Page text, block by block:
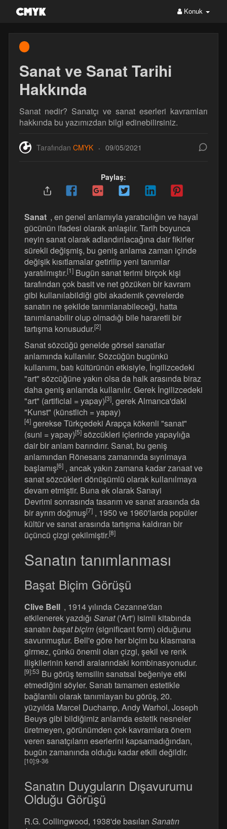
Konuk
Sanat ve Sanat Tarihi
Hakkında
Sanat nedir? Sanatçı ve sanat eserleri kavramları
hakkında bu yazımızdan bilgi edinebilirsiniz.
Tarafından CMYK · 09/05/2021
Paylaş:
Sanat , en genel anlamıyla yaratıcılığın ve hayal
gücünün ifadesi olarak anlaşılır. Tarih boyunca
neyin sanat olarak adlandırılacağına dair fikirler
sürekli değişmiş, bu geniş anlama zaman içinde
değişik kısıtlamalar getirilip yeni tanımlar
yaratılmıştır.[1]Bugün sanat terimi birçok kişi
tarafından çok basit ve net gözüken bir kavram
gibi kullanılabildiği gibi akademik çevrelerde
sanatın ne şekilde tanımlanabileceği, hatta
tanımlanabilir olup olmadığı bile hararetli bir
tartışma konusudur.[2]
Sanat sözcüğü genelde görsel sanatlar
anlamında kullanılır. Sözcüğün bugünkü
kullanımı, batı kültürünün etkisiyle, İngilizcedeki
"art" sözcüğüne yakın olsa da halk arasında biraz
daha geniş anlamda kullanılır. Gerek İngilizcedeki
"art" (artificial = yapay)[3], gerek Almanca'daki
"Kunst" (künstlich = yapay)
[4]gerekse Türkçedeki Arapça kökenli "sanat"
(suni = yapay)[5]sözcükleri içlerinde yapaylığa
dair bir anlam barındırır. Sanat, bu geniş
anlamından Rönesans zamanında sıyrılmaya
başlamış[6], ancak yakın zamana kadar zanaat ve
sanat sözcükleri dönüşümlü olarak kullanılmaya
devam etmiştir. Buna ek olarak Sanayi
Devrimi sonrasında tasarım ve sanat arasında da
bir ayrım doğmuş[7], 1950 ve 1960'larda popüler
kültür ve sanat arasında tartışma kaldıran bir
üçüncü çizgi çekilmiştir.[8]
Sanatın tanımlanması
Başat Biçim Görüşü
Clive Bell , 1914 yılında Cezanne'dan
etkilenerek yazdığı Sanat('Art') isimli kitabında
sanatın başat biçim(significant form) olduğunu
savunmuştur. Bell'e göre her biçim bu klasmana
girmez, çünkü önemli olan çizgi, şekil ve renk
ilişkilerinin kendi aralarındaki kombinasyonudur.
[9]:53 Bu görüş temsilin sanatsal beğeniye etki
etmediğini söyler. Sanatı tamamen estetikle
bağlantılı olarak tanımlayan bu görüş, 20.
yüzyılda Marcel Duchamp, Andy Warhol, Joseph
Beuys gibi bildiğimiz anlamda estetik nesneler
üretmeyen, görünümden çok kavramlara önem
veren sanatçıların eserlerini kapsamadığından,
bugün zamanında olduğu kadar etkili değildir.
[10]:9-36
Sanatın Duyguların Dışavurumu
Olduğu Görüşü
R.G. Collingwood, 1938'de basılan Sanatın